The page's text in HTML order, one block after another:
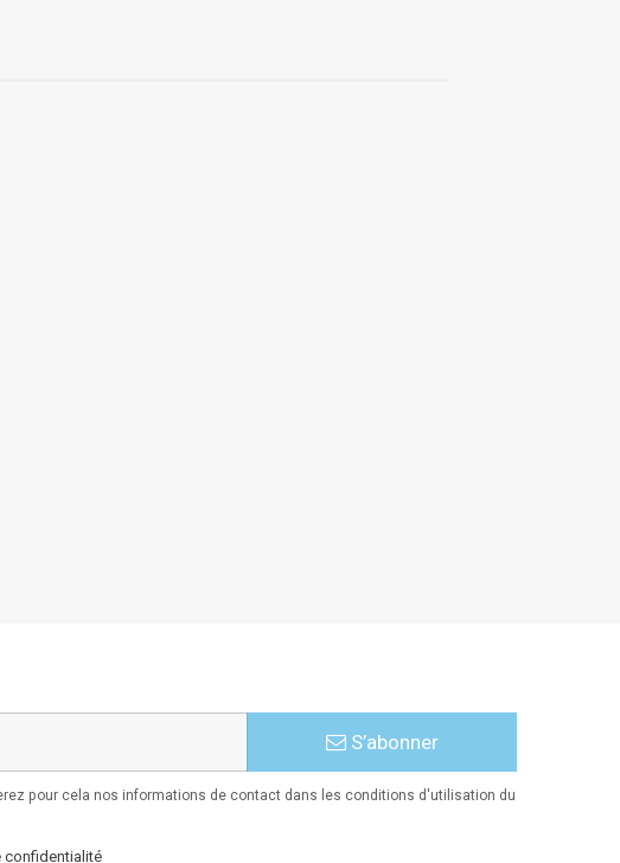
S’abonner
pour cela nos informations de contact dans les conditions d'utilisation du
confidentialité